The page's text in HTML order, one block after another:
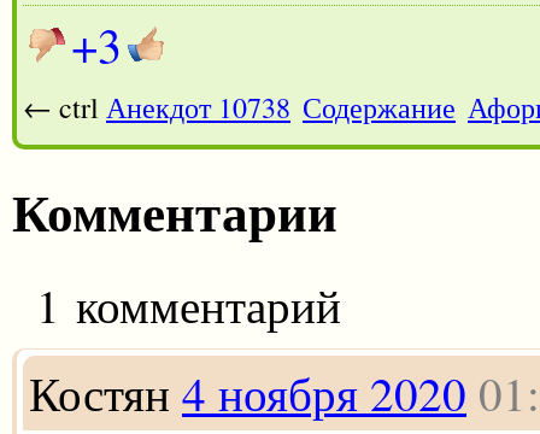
+3
← ctrl Анекдот 10738 Содержание
Комментарии
1 комментарий
Костян 4 ноября 2020